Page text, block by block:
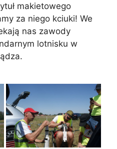
makietowego
za niego kciuki! We
nas zawody
lotnisku w